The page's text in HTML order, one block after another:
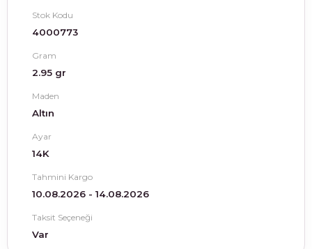
Stok Kodu
4000773
Gram
2.95 gr
Maden
Altın
Ayar
14K
Tahmini Kargo
10.08.2026 - 14.08.2026
Taksit Seçeneği
Var